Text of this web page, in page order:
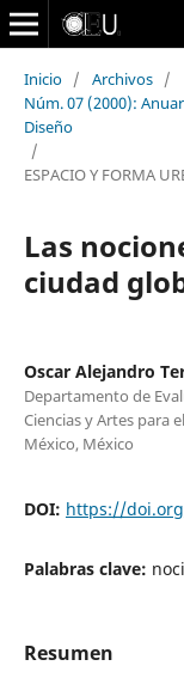
Inicio / Archivos /
Núm. 07 (2000):
Diseño
/
ESPACIO Y FORMA
Las
ciudad
Oscar Alejandro
Departamento de
Ciencias y Artes para
México, México
DOI: https://
Palabras clave:
Resumen